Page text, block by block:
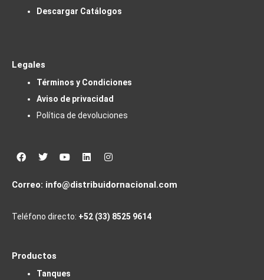
Descargar Catálogos
Legales
Términos y Condiciones
Aviso de privacidad
Política de devoluciones
Facebook
TwitterYoutubeLinkedinInstagram
Correo: info@distribuidornacional.com
Teléfono directo: +52 (33) 8525 9614
Productos
Tanques